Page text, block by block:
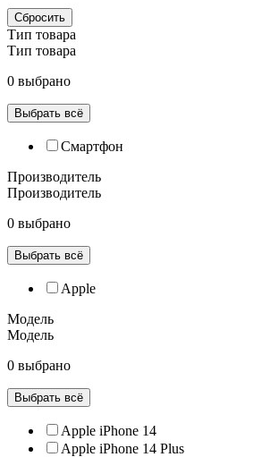
Сбросить
Тип товара
Тип товара
0 выбрано
Выбрать всё
Смартфон
Производитель
Производитель
0 выбрано
Выбрать всё
Apple
Модель
Модель
0 выбрано
Выбрать всё
Apple iPhone 14
Apple iPhone 14 Plus